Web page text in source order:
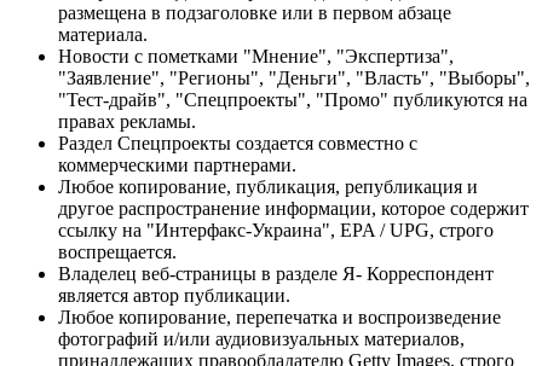
размещена в подзаголовке или в первом абзаце
материала.
Новости с пометками "Мнение", "Экспертиза",
"Заявление", "Регионы", "Деньги", "Власть", "Выборы",
"Тест-драйв", "Спецпроекты", "Промо" публикуются на
правах рекламы.
Раздел Спецпроекты создается совместно с
коммерческими партнерами.
Любое копирование, публикация, републикация и
другое распространение информации, которое содержит
ссылку на "Интерфакс-Украина", EPA / UPG, строго
воспрещается.
Владелец веб-страницы в разделе Я- Корреспондент
является автор публикации.
Любое копирование, перепечатка и воспроизведение
фотографий и/или аудиовизуальных материалов,
принадлежащих правообладателю Getty Images, строго